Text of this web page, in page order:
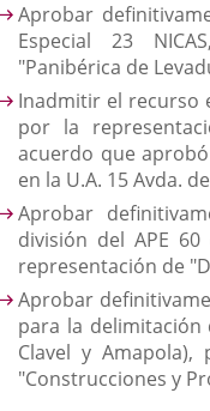
Aprobar
Especial 23
"Panibérica de
Inadmitir el recurso
por la
acuerdo que
en la U.A. 15 Avda.
Aprobar
división del APE
representación de
Aprobar
para la delimitación
Clavel y
"Construcciones y